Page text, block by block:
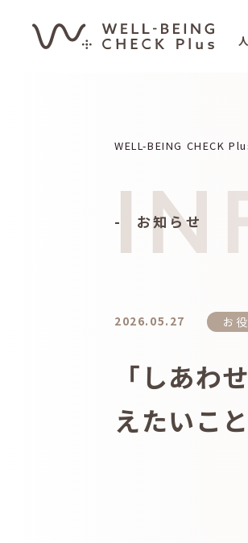
WELL-BEING CHECK
お知らせ
2026.05.27 お
「しあわ
えたい